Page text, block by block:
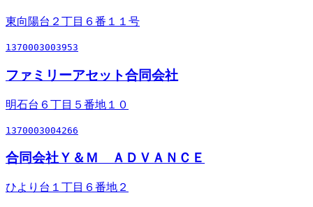
東向陽台２丁目６番１１号
1370003003953
ファミリーアセット合同会社
明石台６丁目５番地１０
1370003004266
合同会社Ｙ＆Ｍ ＡＤＶＡＮＣＥ
ひより台１丁目６番地２